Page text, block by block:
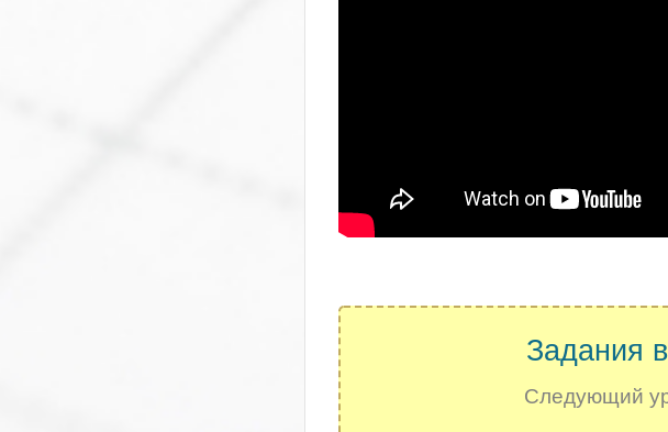
Задания
Следующий